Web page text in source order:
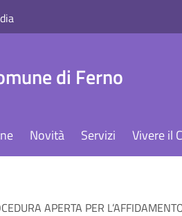
di Ferno
Novità Servizi Vivere il
APERTA PER